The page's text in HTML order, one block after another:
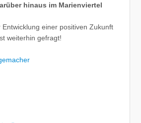
hinaus im Marienviertel
einer positiven Zukunft
weiterhin gefragt!